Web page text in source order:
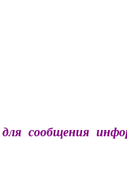
сообщения